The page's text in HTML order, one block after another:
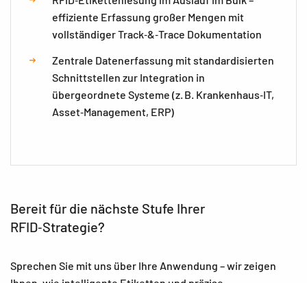
effiziente Erfassung großer Mengen mit
vollständiger Track‑&‑Trace Dokumentation
Zentrale Datenerfassung mit standardisierten
Schnittstellen zur Integration in
übergeordnete Systeme (z. B. Krankenhaus‑IT,
Asset‑Management, ERP)
Bereit für die nächste Stufe Ihrer
RFID‑Strategie?
Sprechen Sie mit uns über Ihre Anwendung – wir zeigen